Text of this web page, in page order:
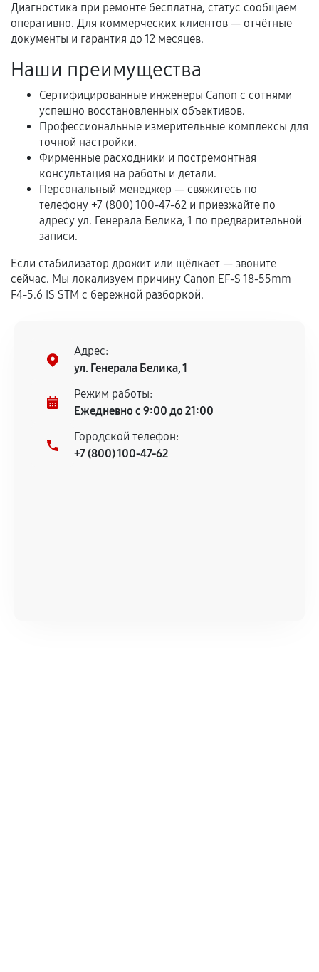
Естественный износ деталей, если иное не
предусмотрено отдельно.
срока.
Программные сбои, если это не указано в
отдельных условиях.
Если комплектующие куплены
самостоятельно
Гарантия на выполненные работы может
сохраняться полностью или частично, если
Предоставленные детали подходят по
техническим параметрам и не имеют внешних
центром.
При этом гарантия на сами комплектующие
продавца. За качество сторонних деталей
сервисный центр ответственности не несет.
Диагностика при ремонте бесплатна, статус сообщаем
оперативно. Для коммерческих клиентов — отчётные
документы и гарантия до 12 месяцев.
Наши преимущества
Сертифицированные инженеры Canon с сотнями
успешно восстановленных объективов.
Профессиональные измерительные комплексы для
точной настройки.
Фирменные расходники и постремонтная
консультация на работы и детали.
Персональный менеджер — свяжитесь по
телефону +7 (800) 100-47-62 и приезжайте по
адресу ул. Генерала Белика, 1 по предварительной
записи.
Если стабилизатор дрожит или щёлкает — звоните
сейчас. Мы локализуем причину Canon EF-S 18-55mm
F4-5.6 IS STM с бережной разборкой.
Адрес:
ул. Генерала Белика, 1
Режим работы:
Ежедневно с 9:00 до 21:00
Городской телефон:
+7 (800) 100-47-62